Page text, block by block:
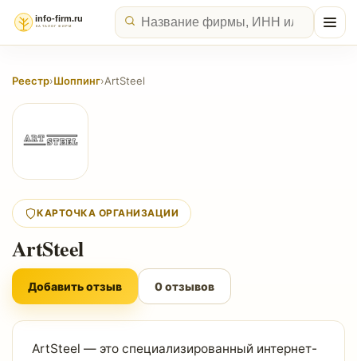
Реестр›Шоппинг›ArtSteel
КАРТОЧКА ОРГАНИЗАЦИИ
ArtSteel
Добавить отзыв 0 отзывов
ArtSteel — это специализированный интернет-